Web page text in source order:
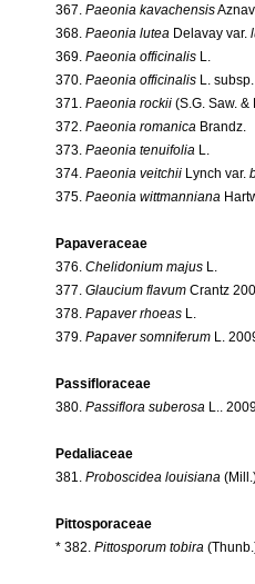
367. Paeonia kavachensis
368. Paeonia lutea Delavay var.
369. Paeonia officinalis L.
370. Paeonia officinalis L. subsp.
371. Paeonia rockii (S.G. Saw. &
372. Paeonia romanica Brandz.
373. Paeonia tenuifolia L.
374. Paeonia veitchii Lynch var.
375. Paeonia wittmanniana
Papaveraceae
376. Chelidonium majus L.
377. Glaucium flavum Crantz
378. Papaver rhoeas L.
379. Papaver somniferum L.
Passifloraceae
380. Passiflora suberosa L..
Pedaliaceae
381. Proboscidea louisiana
Pittosporaceae
* 382. Pittosporum tobira